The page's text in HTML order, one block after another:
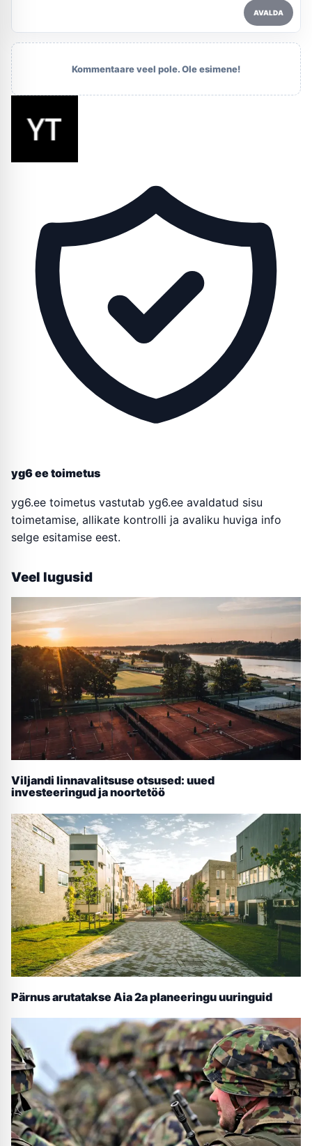
AVALDA
Kommentaare veel pole. Ole esimene!
yg6 ee toimetus
yg6.ee toimetus vastutab yg6.ee avaldatud sisu
toimetamise, allikate kontrolli ja avaliku huviga info
selge esitamise eest.
Veel lugusid
Viljandi linnavalitsuse otsused: uued
investeeringud ja noortetöö
Pärnus arutatakse Aia 2a planeeringu uuringuid